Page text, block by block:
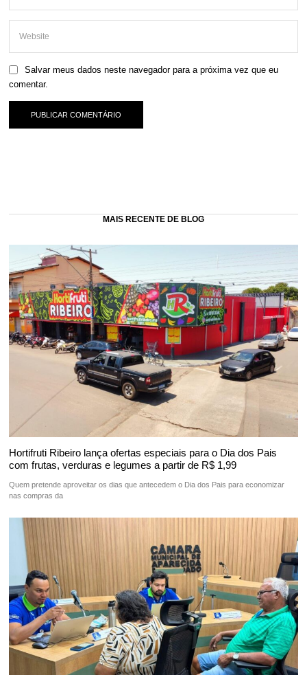
Salvar meus dados neste navegador para a próxima vez que eu
comentar.
MAIS RECENTE DE BLOG
Hortifruti Ribeiro lança ofertas especiais para o Dia dos Pais
com frutas, verduras e legumes a partir de R$ 1,99
Quem pretende aproveitar os dias que antecedem o Dia dos Pais para economizar
nas compras da